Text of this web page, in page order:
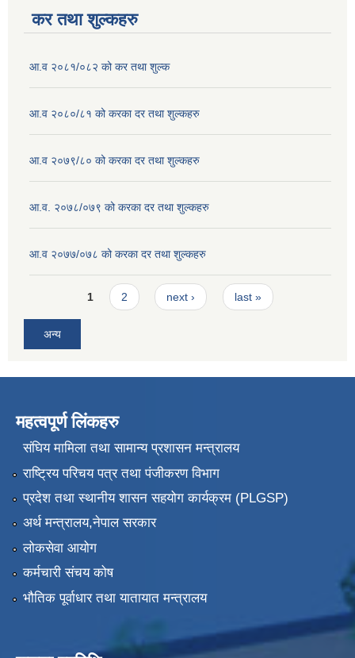
कर तथा शुल्कहरु
आ.व २०८१/०८२ को कर तथा शुल्क
आ.व २०८०/८१ को करका दर तथा शुल्कहरु
आ.व २०७९/८० को करका दर तथा शुल्कहरु
आ.व. २०७८/०७९ को करका दर तथा शुल्कहरु
आ.व २०७७/०७८ को करका दर तथा शुल्कहरु
Pages1 2 next › last »
अन्य
महत्वपूर्ण लिंकहरु
संघिय मामिला तथा सामान्य प्रशासन मन्त्रालय
राष्ट्रिय परिचय पत्र तथा पंजीकरण विभाग
प्रदेश तथा स्थानीय शासन सहयोग कार्यक्रम (PLGSP)
अर्थ मन्त्रालय,नेपाल सरकार
लोकसेवा आयोग
कर्मचारी संचय कोष
भौतिक पूर्वाधार तथा यातायात मन्त्रालय